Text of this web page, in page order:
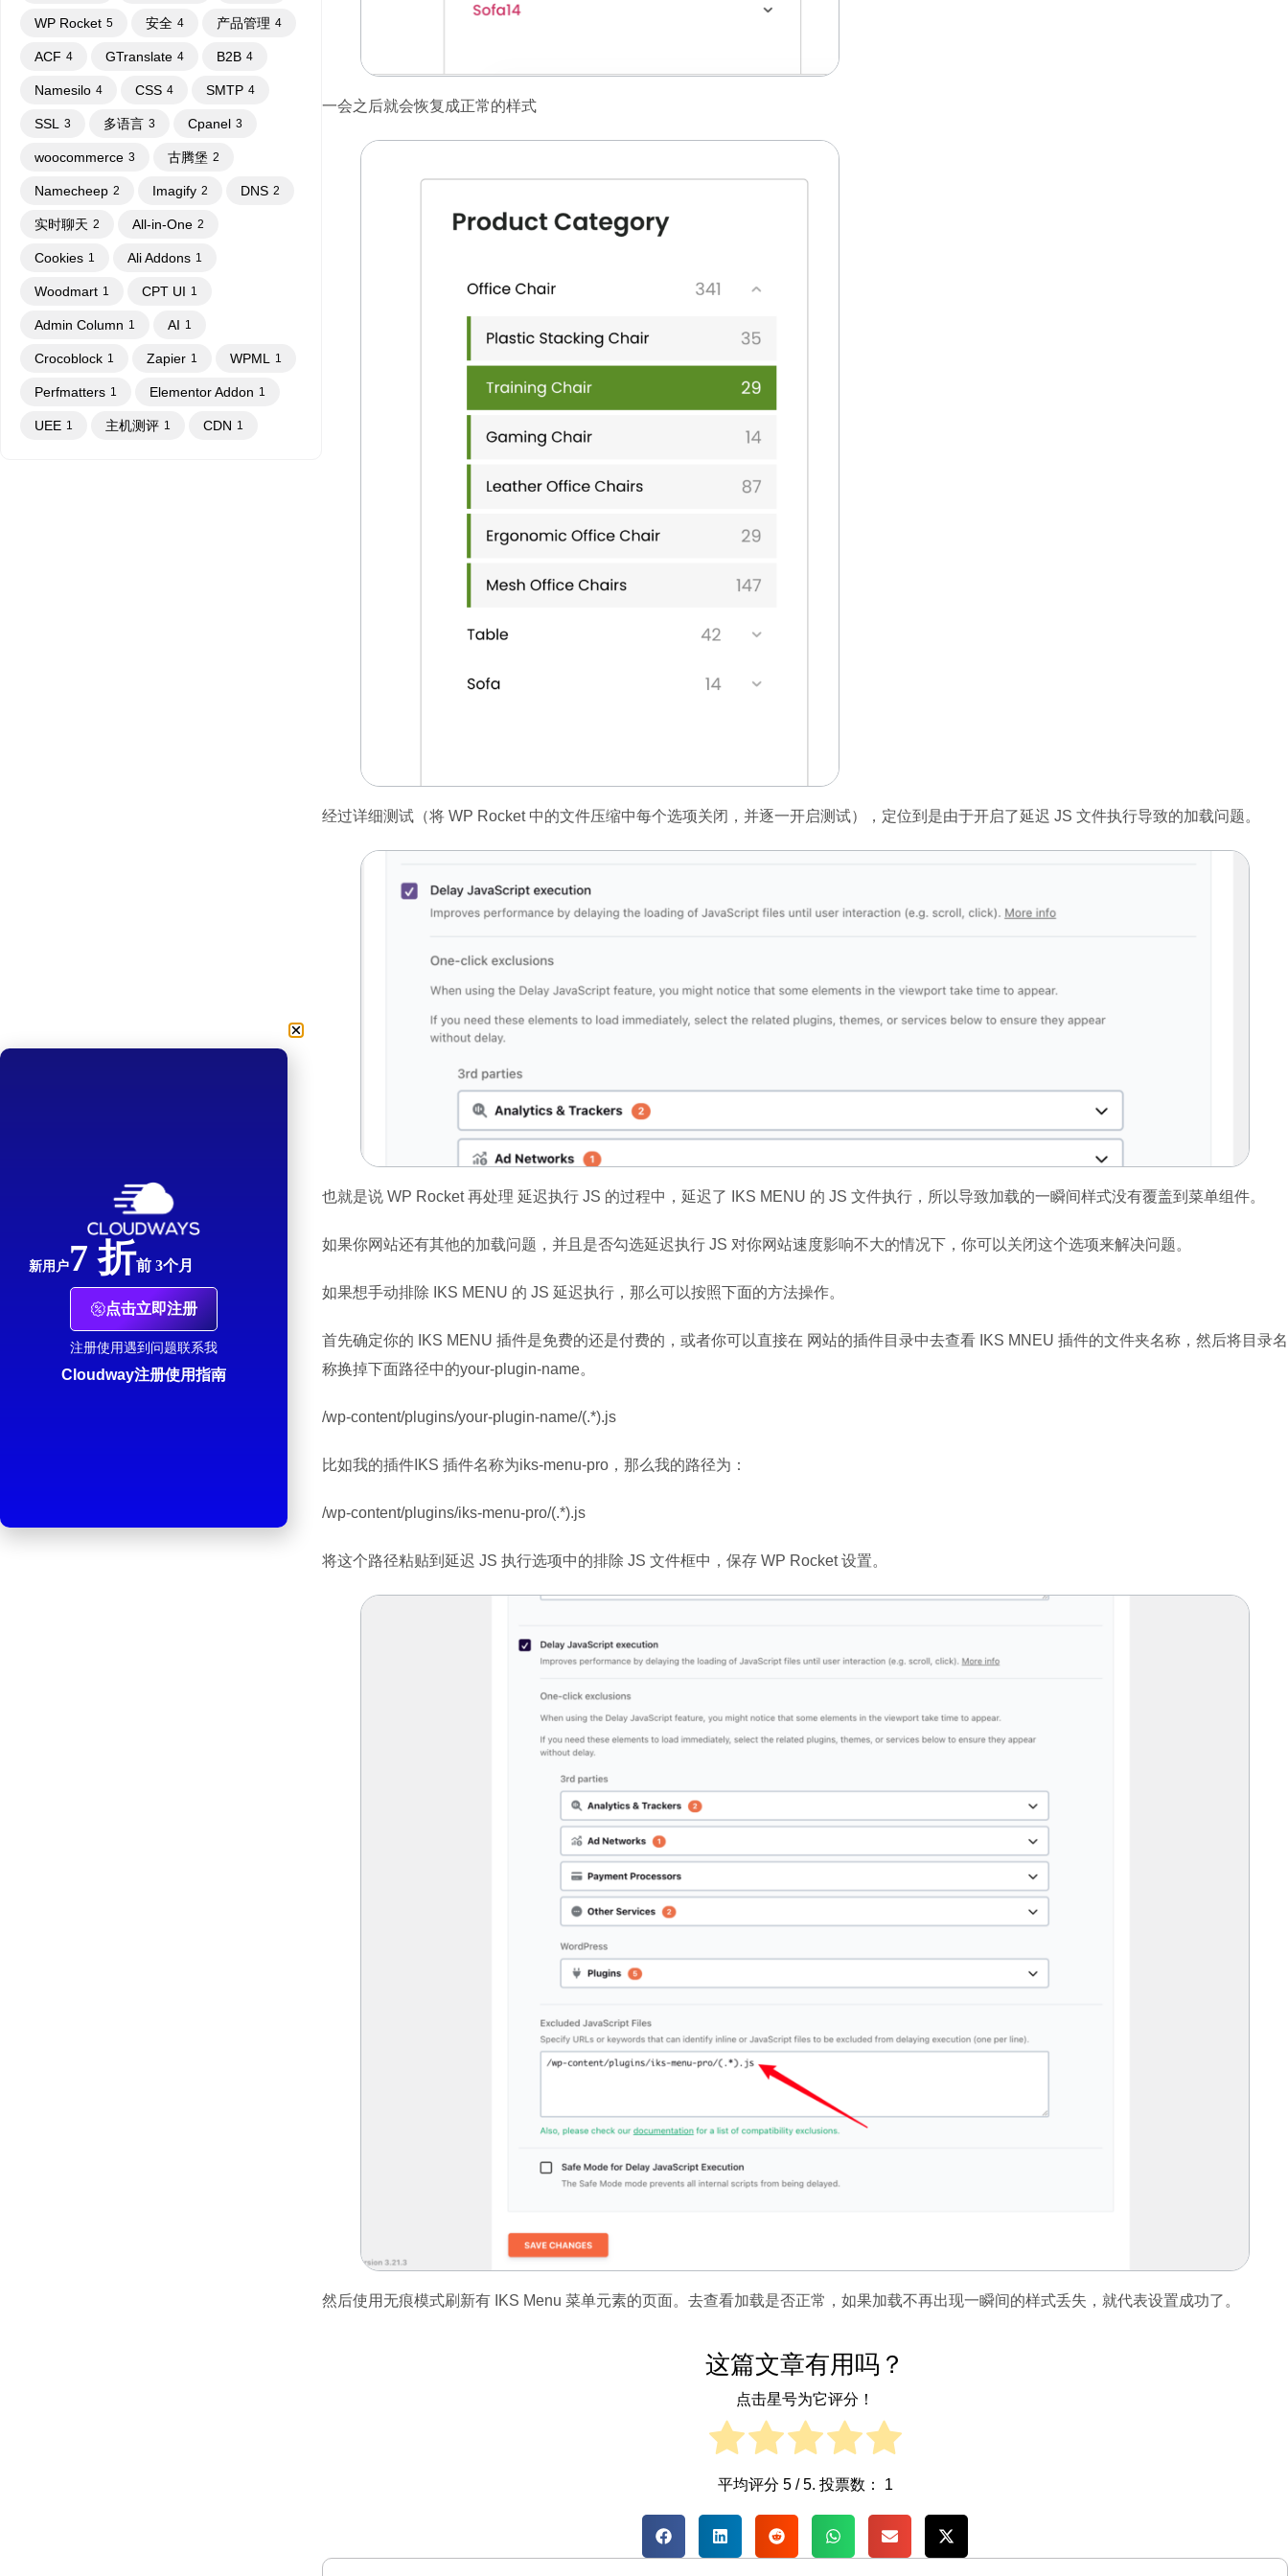
WP Rocket 5 安全 4 产品管理 4
ACF 4 GTranslate 4 B2B 4
Namesilo 4 CSS 4 SMTP 4
SSL 3 多语言 3 Cpanel 3
woocommerce 3 古腾堡 2
Namecheep 2 Imagify 2 DNS 2
实时聊天 2 All-in-One 2
Cookies 1 Ali Addons 1
Woodmart 1 CPT UI 1
Admin Column 1 AI 1
Crocoblock 1 Zapier 1 WPML 1
Perfmatters 1 Elementor Addon 1
UEE 1 主机测评 1 CDN 1
一会之后就会恢复成正常的样式
经过详细测试（将 WP Rocket 中的文件压缩中每个选项关闭，并逐一开启测试），定位到是由于开启了延迟 JS 文件执行导致的加载问题。
也就是说 WP Rocket 再处理 延迟执行 JS 的过程中，延迟了 IKS MENU 的 JS 文件执行，所以导致加载的一瞬间样式没有覆盖到菜单组件。
如果你网站还有其他的加载问题，并且是否勾选延迟执行 JS 对你网站速度影响不大的情况下，你可以关闭这个选项来解决问题。
如果想手动排除 IKS MENU 的 JS 延迟执行，那么可以按照下面的方法操作。
首先确定你的 IKS MENU 插件是免费的还是付费的，或者你可以直接在 网站的插件目录中去查看 IKS MNEU 插件的文件夹名称，然后将目录名
称换掉下面路径中的your-plugin-name。
/wp-content/plugins/your-plugin-name/(.*).js
比如我的插件IKS 插件名称为iks-menu-pro，那么我的路径为：
/wp-content/plugins/iks-menu-pro/(.*).js
将这个路径粘贴到延迟 JS 执行选项中的排除 JS 文件框中，保存 WP Rocket 设置。
然后使用无痕模式刷新有 IKS Menu 菜单元素的页面。去查看加载是否正常，如果加载不再出现一瞬间的样式丢失，就代表设置成功了。
这篇文章有用吗？
点击星号为它评分！
平均评分 5/ 5. 投票数： 1
新用户7 折前 3个月
点击立即注册
注册使用遇到问题联系我
Cloudway注册使用指南